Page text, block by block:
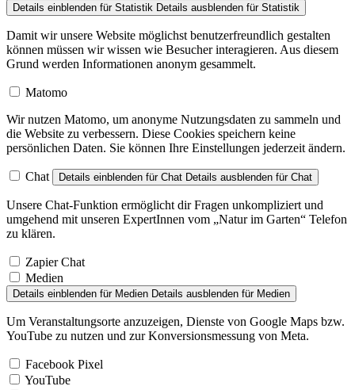
Damit wir unsere Website möglichst benutzerfreundlich gestalten
können müssen wir wissen wie Besucher interagieren. Aus diesem
Grund werden Informationen anonym gesammelt.
die Website zu verbessern. Diese Cookies speichern keine
persönlichen Daten. Sie können Ihre Einstellungen jederzeit ändern.
Unsere Chat-Funktion ermöglicht dir Fragen unkompliziert und
umgehend mit unseren ExpertInnen vom „Natur im Garten“ Telefon
zu klären.
Medien
Details einblenden
Um Veranstaltungsorte anzuzeigen, Dienste von Google Maps bzw.
YouTube zu nutzen und zur Konversionsmessung von Meta.
YouTube
Google Maps